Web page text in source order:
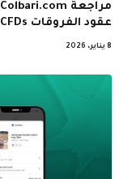
عقود الفروقات CFDs
8 يناير، 2026